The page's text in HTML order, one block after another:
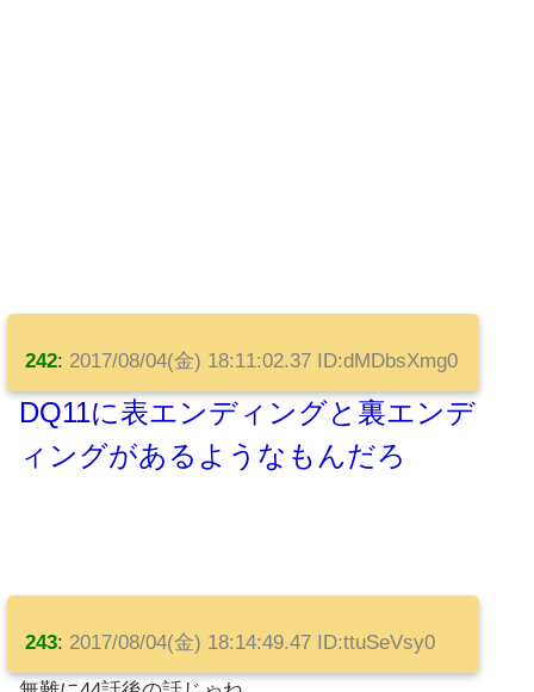
242: 2017/08/04(金) 18:11:02.37 ID:dMDbsXmg0
DQ11に表エンディングと裏エンデ
ィングがあるようなもんだろ
243: 2017/08/04(金) 18:14:49.47 ID:ttuSeVsy0